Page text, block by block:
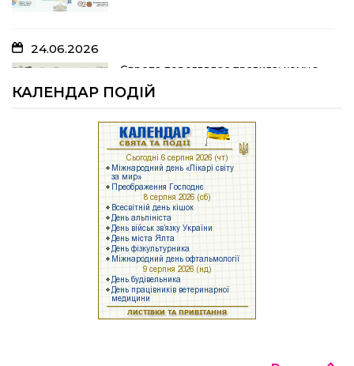
05.07.2026
Шлях до тебе
На Полтавщині розпочали жнива!
Як у Щербанівській громаді будують
24.06.2026
Європа переглядає правила: кому з
українських біженців можуть
відмовити у захисті
Брак людей та воєнні ризики: що
заважає українському бізнесу
працювати
Задекларуйте зброю!
КАЛЕНДАР ПОДІЙ